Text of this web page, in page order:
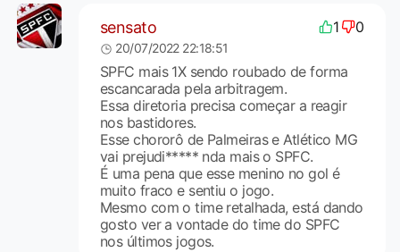
sensato 1 0
20/07/2022 22:18:51
SPFC mais 1X sendo roubado de forma
escancarada pela arbitragem.
Essa diretoria precisa começar a reagir
nos bastidores.
Esse chororô de Palmeiras e Atlético MG
vai prejudi***** nda mais o SPFC.
É uma pena que esse menino no gol é
muito fraco e sentiu o jogo.
Mesmo com o time retalhada, está dando
gosto ver a vontade do time do SPFC
nos últimos jogos.